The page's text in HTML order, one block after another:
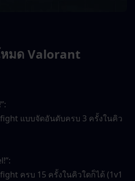
หมด Valorant
แบบจัดอันดับครบ 3 ครั้งในคิว
ครบ 15 ครั้งในคิวใดก็ได้ (1v1